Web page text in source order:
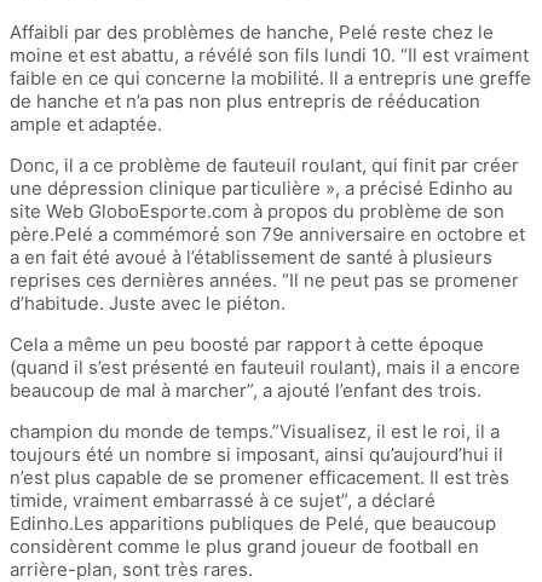
Affaibli par des problèmes de hanche, Pelé reste chez le
moine et est abattu, a révélé son fils lundi 10. “Il est vraiment
faible en ce qui concerne la mobilité. Il a entrepris une greffe
de hanche et n’a pas non plus entrepris de rééducation
ample et adaptée.
Donc, il a ce problème de fauteuil roulant, qui finit par créer
une dépression clinique particulière », a précisé Edinho au
site Web GloboEsporte.com à propos du problème de son
père.Pelé a commémoré son 79e anniversaire en octobre et
a en fait été avoué à l’établissement de santé à plusieurs
reprises ces dernières années. “Il ne peut pas se promener
d’habitude. Juste avec le piéton.
Cela a même un peu boosté par rapport à cette époque
(quand il s’est présenté en fauteuil roulant), mais il a encore
beaucoup de mal à marcher”, a ajouté l’enfant des trois.
champion du monde de temps.”Visualisez, il est le roi, il a
toujours été un nombre si imposant, ainsi qu’aujourd’hui il
n’est plus capable de se promener efficacement. Il est très
timide, vraiment embarrassé à ce sujet”, a déclaré
Edinho.Les apparitions publiques de Pelé, que beaucoup
considèrent comme le plus grand joueur de football en
arrière-plan, sont très rares.